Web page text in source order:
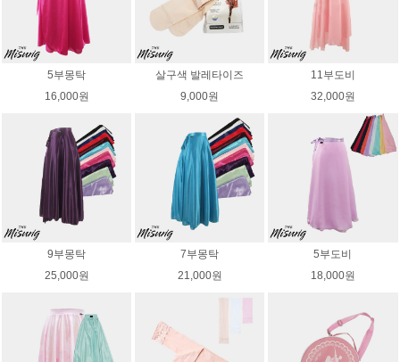
5부몽탁
16,000원
살구색 발레타이즈
9,000원
11부도비
32,000원
9부몽탁
25,000원
7부몽탁
21,000원
5부도비
18,000원